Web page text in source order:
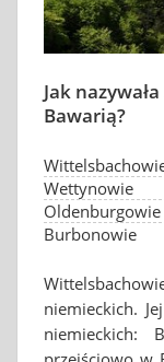
Jak
Bawarią?
Wettynowie
Oldenburgowie
Burbonowie
niemieckich.
niemieckich: